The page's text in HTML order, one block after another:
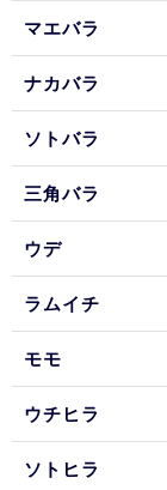
マエバラ
ナカバラ
ソトバラ
三角バラ
ウデ
ラムイチ
モモ
ウチヒラ
ソトヒラ